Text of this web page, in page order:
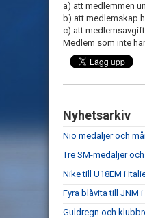
a) att medlemmen
b) att medlemskap
c) att
Medlem som inte
Nyhetsarkiv
Nio medaljer och
Tre SM-medaljer
Nike till U18EM i
Fyra blåvita till JNM i
Guldregn och